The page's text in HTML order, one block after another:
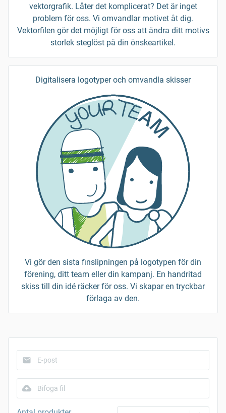
vektorgrafik. Låter det komplicerat? Det är inget
problem för oss. Vi omvandlar motivet åt dig.
Vektorfilen gör det möjligt för oss att ändra ditt motivs
storlek steglöst på din önskeartikel.
Digitalisera logotyper och omvandla skisser
Vi gör den sista finslipningen på logotypen för din
förening, ditt team eller din kampanj. En handritad
skiss till din idé räcker för oss. Vi skapar en tryckbar
förlaga av den.
Bifoga fil